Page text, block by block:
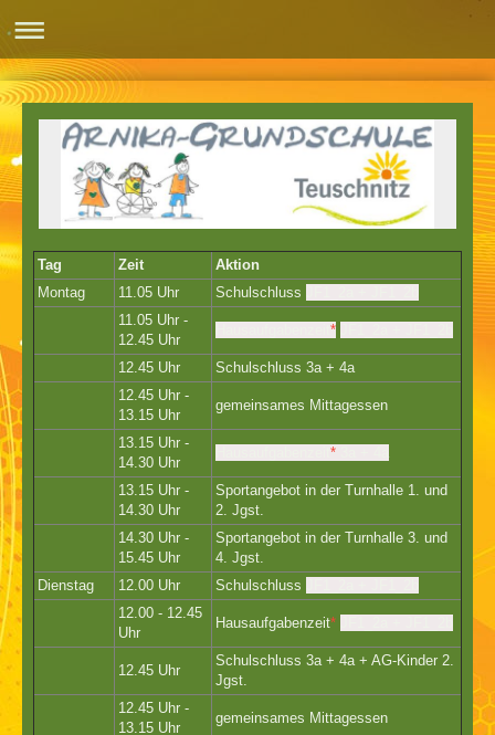
Tag Zeit
Aktion
Montag
11.05 Uhr Schulschluss
11.05 Uhr -
12.45 Uhr
*
12.45 Uhr
Schulschluss 3a + 4a
12.45 Uhr -
13.15 Uhr
gemeinsames Mittagessen
13.15 Uhr -
14.30 Uhr
*
13.15 Uhr -
14.30 Uhr
Sportangebot in der Turnhalle 1. und
2. Jgst.
14.30 Uhr -
15.45 Uhr
Sportangebot in der Turnhalle 3. und
4. Jgst.
Dienstag
12.00 Uhr Schulschluss
12.00 - 12.45
Uhr
Hausaufgabenzeit*
12.45 Uhr
Schulschluss 3a + 4a + AG-Kinder 2.
Jgst.
12.45 Uhr -
13.15 Uhr
gemeinsames Mittagessen